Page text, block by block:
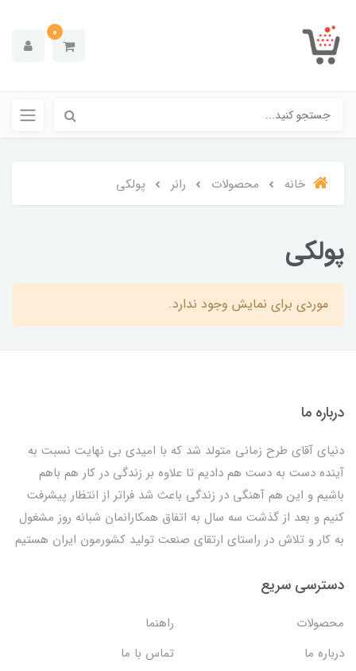
0
خانه محصولات رانر پولکی
پولکی
موردی برای نمایش وجود ندارد.
درباره ما
دنیای آقای طرح زمانی متولد شد که با امیدی بی نهایت نسبت به
آینده دست به دست هم دادیم تا علاوه بر زندگی در کار هم باهم
باشیم و این هم آهنگی در زندگی باعث شد فراتر از انتظار پیشرفت
کنیم و بعد از گذشت سه سال به اتفاق همکارانمان شبانه روز مشغول
به کار و تلاش در راستای ارتقای صنعت تولید کشورمون ایران هستیم
دسترسی سریع
محصولات
راهنما
درباره ما
تماس با ما